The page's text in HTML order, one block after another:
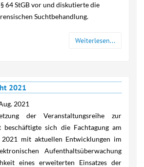
64 StGB vor und diskutierte die
Suchtbehandlung.
Weiterlesen...
2021
2021
der Veranstaltungsreihe zur
beschäftigte sich die Fachtagung am
mit aktuellen Entwicklungen im
Aufenthaltsüberwachung
eines erweiterten Einsatzes der